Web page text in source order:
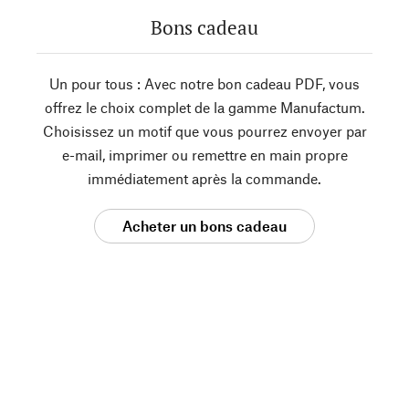
Bons cadeau
Un pour tous : Avec notre bon cadeau PDF, vous
offrez le choix complet de la gamme Manufactum.
Choisissez un motif que vous pourrez envoyer par
e-mail, imprimer ou remettre en main propre
immédiatement après la commande.
Acheter un bons cadeau